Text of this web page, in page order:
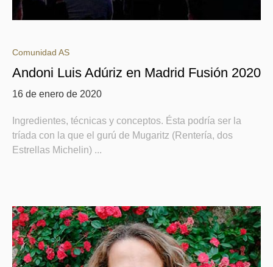
Comunidad AS
Andoni Luis Adúriz en Madrid Fusión 2020
16 de enero de 2020
Ingredientes, técnicas y conceptos. Ésta podría ser la
tríada con la que el gurú de Mugaritz (Rentería, dos
Estrellas Michelin) ...